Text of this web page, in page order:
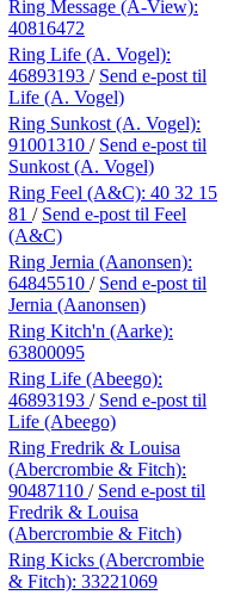
Ring Message (A-View):
40816472
Ring Life (A. Vogel):
46893193 / Send e-post til
Life (A. Vogel)
Ring Sunkost (A. Vogel):
91001310 / Send e-post til
Sunkost (A. Vogel)
Ring Feel (A&C): 40 32 15
81 / Send e-post til Feel
(A&C)
Ring Jernia (Aanonsen):
64845510 / Send e-post til
Jernia (Aanonsen)
Ring Kitch'n (Aarke):
63800095
Ring Life (Abeego):
46893193 / Send e-post til
Life (Abeego)
Ring Fredrik & Louisa
(Abercrombie & Fitch):
90487110 / Send e-post til
Fredrik & Louisa
(Abercrombie & Fitch)
Ring Kicks (Abercrombie
& Fitch): 33221069